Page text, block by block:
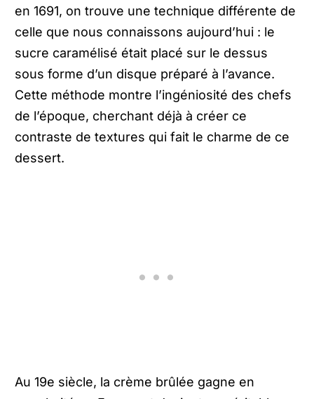
en 1691, on trouve une technique différente de
celle que nous connaissons aujourd’hui : le
sucre caramélisé était placé sur le dessus
sous forme d’un disque préparé à l’avance.
Cette méthode montre l’ingéniosité des chefs
de l’époque, cherchant déjà à créer ce
contraste de textures qui fait le charme de ce
dessert.
Au 19e siècle, la crème brûlée gagne en